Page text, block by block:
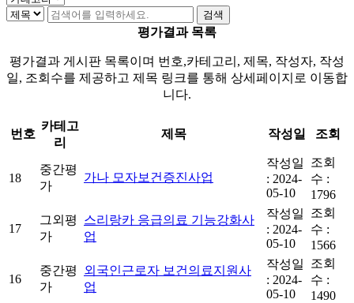
평가결과 목록
평가결과 게시판 목록이며 번호,카테고리, 제목, 작성자, 작성
일, 조회수를 제공하고 제목 링크를 통해 상세페이지로 이동합
니다.
번호
카테고
리
제목 작성일 조회
18
중간평
가
가나 모자보건증진사업
작성일
: 2024-
05-10
조회
수 :
1796
17
그외평
가
스리랑카 응급의료 기능강화사
업
작성일
: 2024-
05-10
조회
수 :
1566
16
중간평
가
외국인근로자 보건의료지원사
업
작성일
: 2024-
05-10
조회
수 :
1490